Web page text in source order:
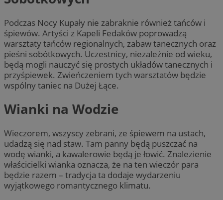
Podczas Nocy Kupały nie zabraknie również tańców i
śpiewów. Artyści z Kapeli Fedaków poprowadzą
warsztaty tańców regionalnych, zabaw tanecznych oraz
pieśni sobótkowych. Uczestnicy, niezależnie od wieku,
będą mogli nauczyć się prostych układów tanecznych i
przyśpiewek. Zwieńczeniem tych warsztatów będzie
wspólny taniec na Dużej Łące.
Wianki na Wodzie
Wieczorem, wszyscy zebrani, ze śpiewem na ustach,
udadzą się nad staw. Tam panny będą puszczać na
wodę wianki, a kawalerowie będą je łowić. Znalezienie
właścicielki wianka oznacza, że na ten wieczór para
będzie razem – tradycja ta dodaje wydarzeniu
wyjątkowego romantycznego klimatu.